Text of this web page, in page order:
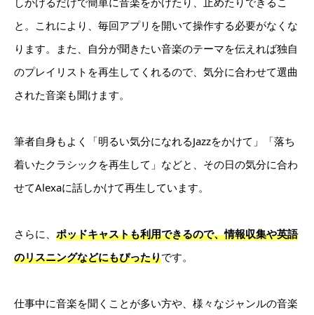
と。これにより、毎回アプリを開いて操作する必要がなくな
ります。また、自分が聞きたい音楽のテーマを伝えれば独自
のプレイリストを再生してくれるので、気分に合わせて選曲
された音楽も聞けます。
筆者自身もよく「明るい気分になれるJazzをかけて」「落ち
着いたクラシックを再生して」などと、その日の気分に合わ
せてAlexaに話しかけて再生しています。
さらに、 ポッドキャストも利用できるので、情報収集や英語
のリスニングなどにもぴったりです。
仕事中に音楽を聞くことが多い方や、様々なジャンルの音楽